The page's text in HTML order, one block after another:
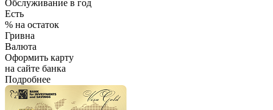
Обслуживание в год
Есть
% на остаток
Гривна
Валюта
Оформить карту
на сайте банка
Подробнее